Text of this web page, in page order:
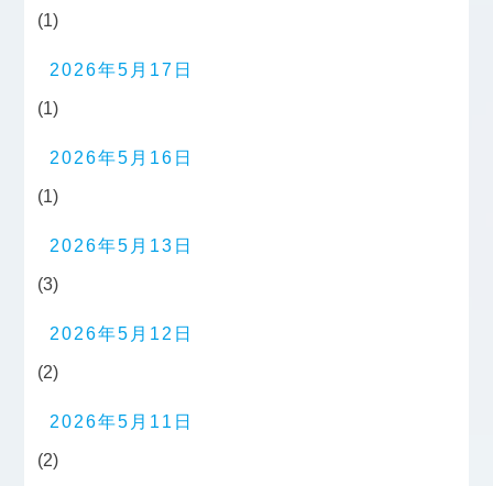
(1)
2026年5月17日
(1)
2026年5月16日
(1)
2026年5月13日
(3)
2026年5月12日
(2)
2026年5月11日
(2)